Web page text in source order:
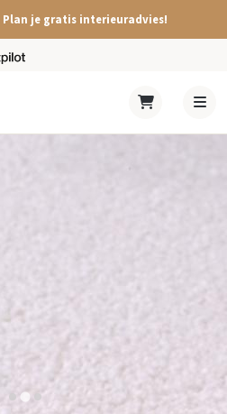
Plan je gratis interieuradvies!